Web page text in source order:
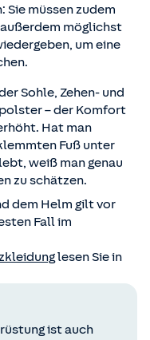
Sie müssen zudem
möglichst
um eine
Sohle, Zehen- und
– der Komfort
Hat man
Fuß unter
weiß man genau
zu schätzen.
dem Helm gilt vor
Fall im
lesen Sie in
ist auch